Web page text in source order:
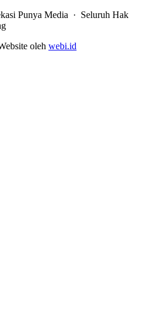
Punya Media · Seluruh Hak
oleh webi.id